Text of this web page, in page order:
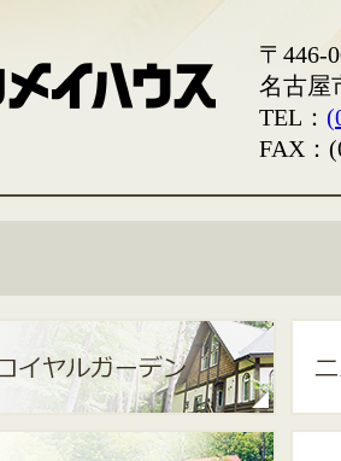
〒446-
名古屋
TEL：
FAX：